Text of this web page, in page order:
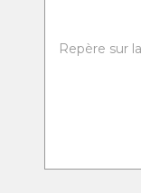
Repère sur